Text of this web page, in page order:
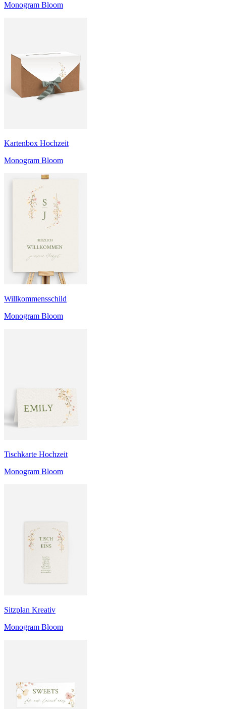
Monogram Bloom
Kartenbox Hochzeit
Monogram Bloom
Willkommensschild
Monogram Bloom
Tischkarte Hochzeit
Monogram Bloom
Sitzplan Kreativ
Monogram Bloom